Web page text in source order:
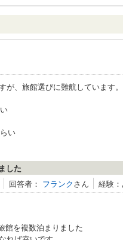
、旅館選びに難航しています。
い
した
回答者： フランクさん
経験：
館を複数泊まりました